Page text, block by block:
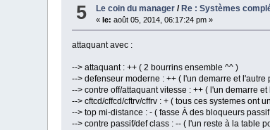
5 Le coin du manager / Re : Systèmes
«le: août 05, 2014, 06:17:24 pm »
attaquant avec :
--> attaquant : ++ ( 2 bourrins ensemble ^^ )
--> defenseur moderne : ++ ( l'un demarre et
--> contre off/attaquant vitesse : ++ ( l'un demarre
--> cftcd/cffcd/cftrv/cffrv : + ( tous ces systemes ont
--> top mi-distance : - ( fasse À des bloqueurs
--> contre passif/def class : -- ( l'un reste à la table